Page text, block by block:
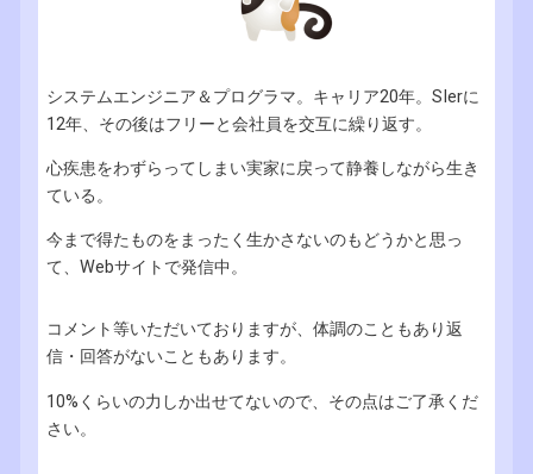
システムエンジニア＆プログラマ。キャリア20年。SIerに
12年、その後はフリーと会社員を交互に繰り返す。
心疾患をわずらってしまい実家に戻って静養しながら生き
ている。
今まで得たものをまったく生かさないのもどうかと思っ
て、Webサイトで発信中。
コメント等いただいておりますが、体調のこともあり返
信・回答がないこともあります。
10%くらいの力しか出せてないので、その点はご了承くだ
さい。